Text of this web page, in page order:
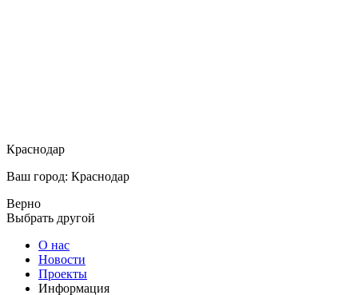
Краснодар
Ваш город: Краснодар
Верно
Выбрать другой
О нас
Новости
Проекты
Информация